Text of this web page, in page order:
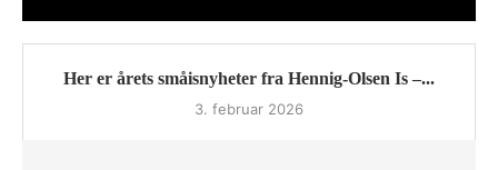
Her er årets småisnyheter fra Hennig-Olsen Is –...
3. februar 2026